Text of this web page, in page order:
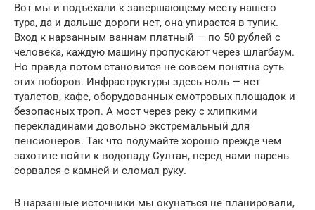
Вот мы и подъехали к завершающему месту нашего
тура, да и дальше дороги нет, она упирается в тупик.
Вход к нарзанным ваннам платный — по 50 рублей с
человека, каждую машину пропускают через шлагбаум.
Но правда потом становится не совсем понятна суть
этих поборов. Инфраструктуры здесь ноль — нет
туалетов, кафе, оборудованных смотровых площадок и
безопасных троп. А мост через реку с хлипкими
перекладинами довольно экстремальный для
пенсионеров. Так что подумайте хорошо прежде чем
захотите пойти к водопаду Султан, перед нами парень
сорвался с камней и сломал руку.
В нарзанные источники мы окунаться не планировали,